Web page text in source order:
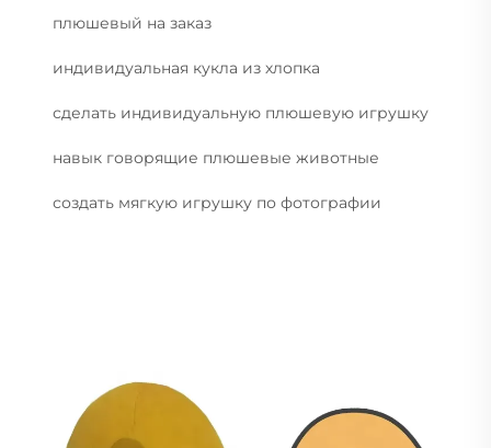
плюшевый на заказ
индивидуальная кукла из хлопка
сделать индивидуальную плюшевую игрушку
навык говорящие плюшевые животные
создать мягкую игрушку по фотографии